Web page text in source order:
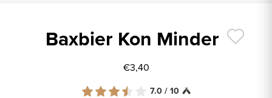
Baxbier Kon Minder
€3,40
7.0 / 10